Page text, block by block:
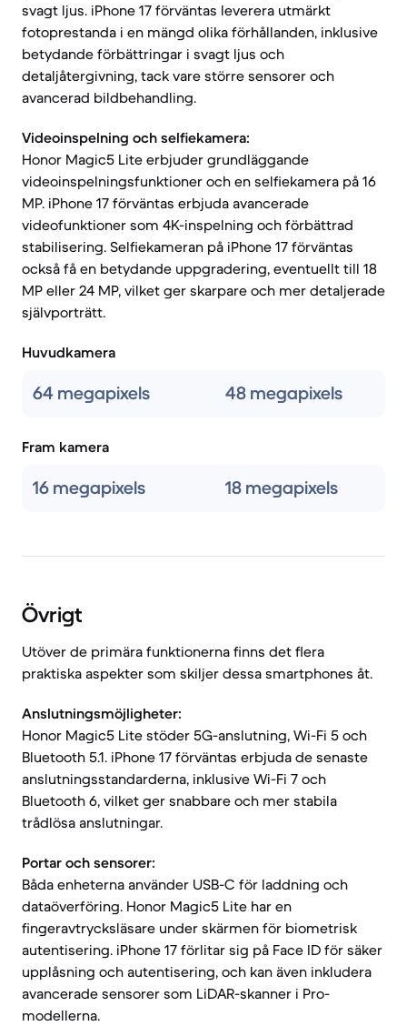
svagt ljus. iPhone 17 förväntas leverera utmärkt
fotoprestanda i en mängd olika förhållanden, inklusive
betydande förbättringar i svagt ljus och
detaljåtergivning, tack vare större sensorer och
avancerad bildbehandling.
Videoinspelning och selfiekamera:
Honor Magic5 Lite erbjuder grundläggande
videoinspelningsfunktioner och en selfiekamera på 16
MP. iPhone 17 förväntas erbjuda avancerade
videofunktioner som 4K-inspelning och förbättrad
stabilisering. Selfiekameran på iPhone 17 förväntas
också få en betydande uppgradering, eventuellt till 18
MP eller 24 MP, vilket ger skarpare och mer detaljerade
självporträtt.
Huvudkamera
64 megapixels 48 megapixels
Fram kamera
16 megapixels 18 megapixels
Övrigt
Utöver de primära funktionerna finns det flera
praktiska aspekter som skiljer dessa smartphones åt.
Anslutningsmöjligheter:
Honor Magic5 Lite stöder 5G-anslutning, Wi-Fi 5 och
Bluetooth 5.1. iPhone 17 förväntas erbjuda de senaste
anslutningsstandarderna, inklusive Wi-Fi 7 och
Bluetooth 6, vilket ger snabbare och mer stabila
trådlösa anslutningar.
Portar och sensorer:
Båda enheterna använder USB-C för laddning och
dataöverföring. Honor Magic5 Lite har en
fingeravtrycksläsare under skärmen för biometrisk
autentisering. iPhone 17 förlitar sig på Face ID för säker
upplåsning och autentisering, och kan även inkludera
avancerade sensorer som LiDAR-skanner i Pro-
modellerna.